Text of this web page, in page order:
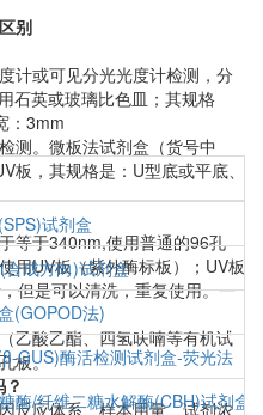
别
或可见分光光度计检测，分
石英或玻璃比色皿；其规格
：3mm
。微板法试剂盒（货号中
板，其规格是：U型底或平底、
于340nm,使用普通的96孔
用UV板（紫外酶标板）；UV板
但是可以清洗，重复使用。一
酸乙酯、四氢呋喃等有机试
板。
？
反应体系、样本用量、试剂浓
试剂盒
成方向)试剂盒
(GOPOD法)
GUS)酶活检测试剂盒-荧光法
酶/纤维二糖水解酶(CBH)试剂盒-